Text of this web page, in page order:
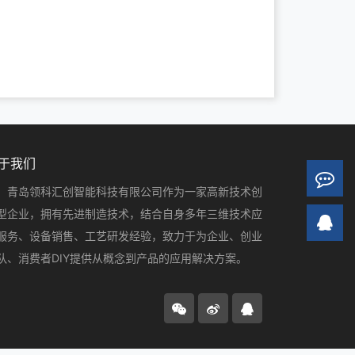
我们
青岛领科汇创智能科技有限公司作为一家高新技术创
企业，拥有先进制造技术，结合自身多年三维技术应
务、设备销售、工艺研发经验，致力于为企业、创业
、消费者DIY提供从概念到产品的应用解决方案。